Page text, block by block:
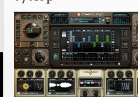
Tutorial de CLA
aplicar efectos a tus